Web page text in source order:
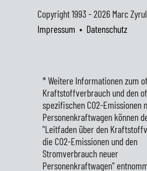
Copyright 1993 - 2026 Marc
Impressum • Datenschutz
* Weitere Informationen zum
Kraftstoffverbrauch und den
spezifischen CO2-Emissionen
Personenkraftwagen können
"Leitfaden über den
die CO2-Emissionen und den
Stromverbrauch neuer
Personenkraftwagen"